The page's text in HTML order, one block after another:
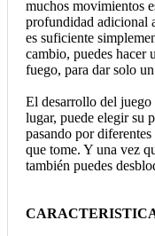
muchos movimientos
profundidad adicional
es suficiente
cambio, puedes hacer
fuego, para dar solo
El desarrollo del juego
lugar, puede elegir su
pasando por
que tome. Y una vez
también puedes